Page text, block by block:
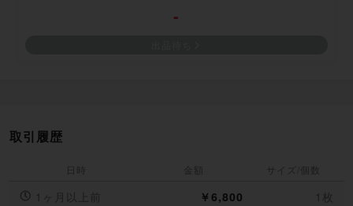
-
取引履歴
日時 金額 サイズ/個数
1ヶ月以上前 ￥6,800 1枚